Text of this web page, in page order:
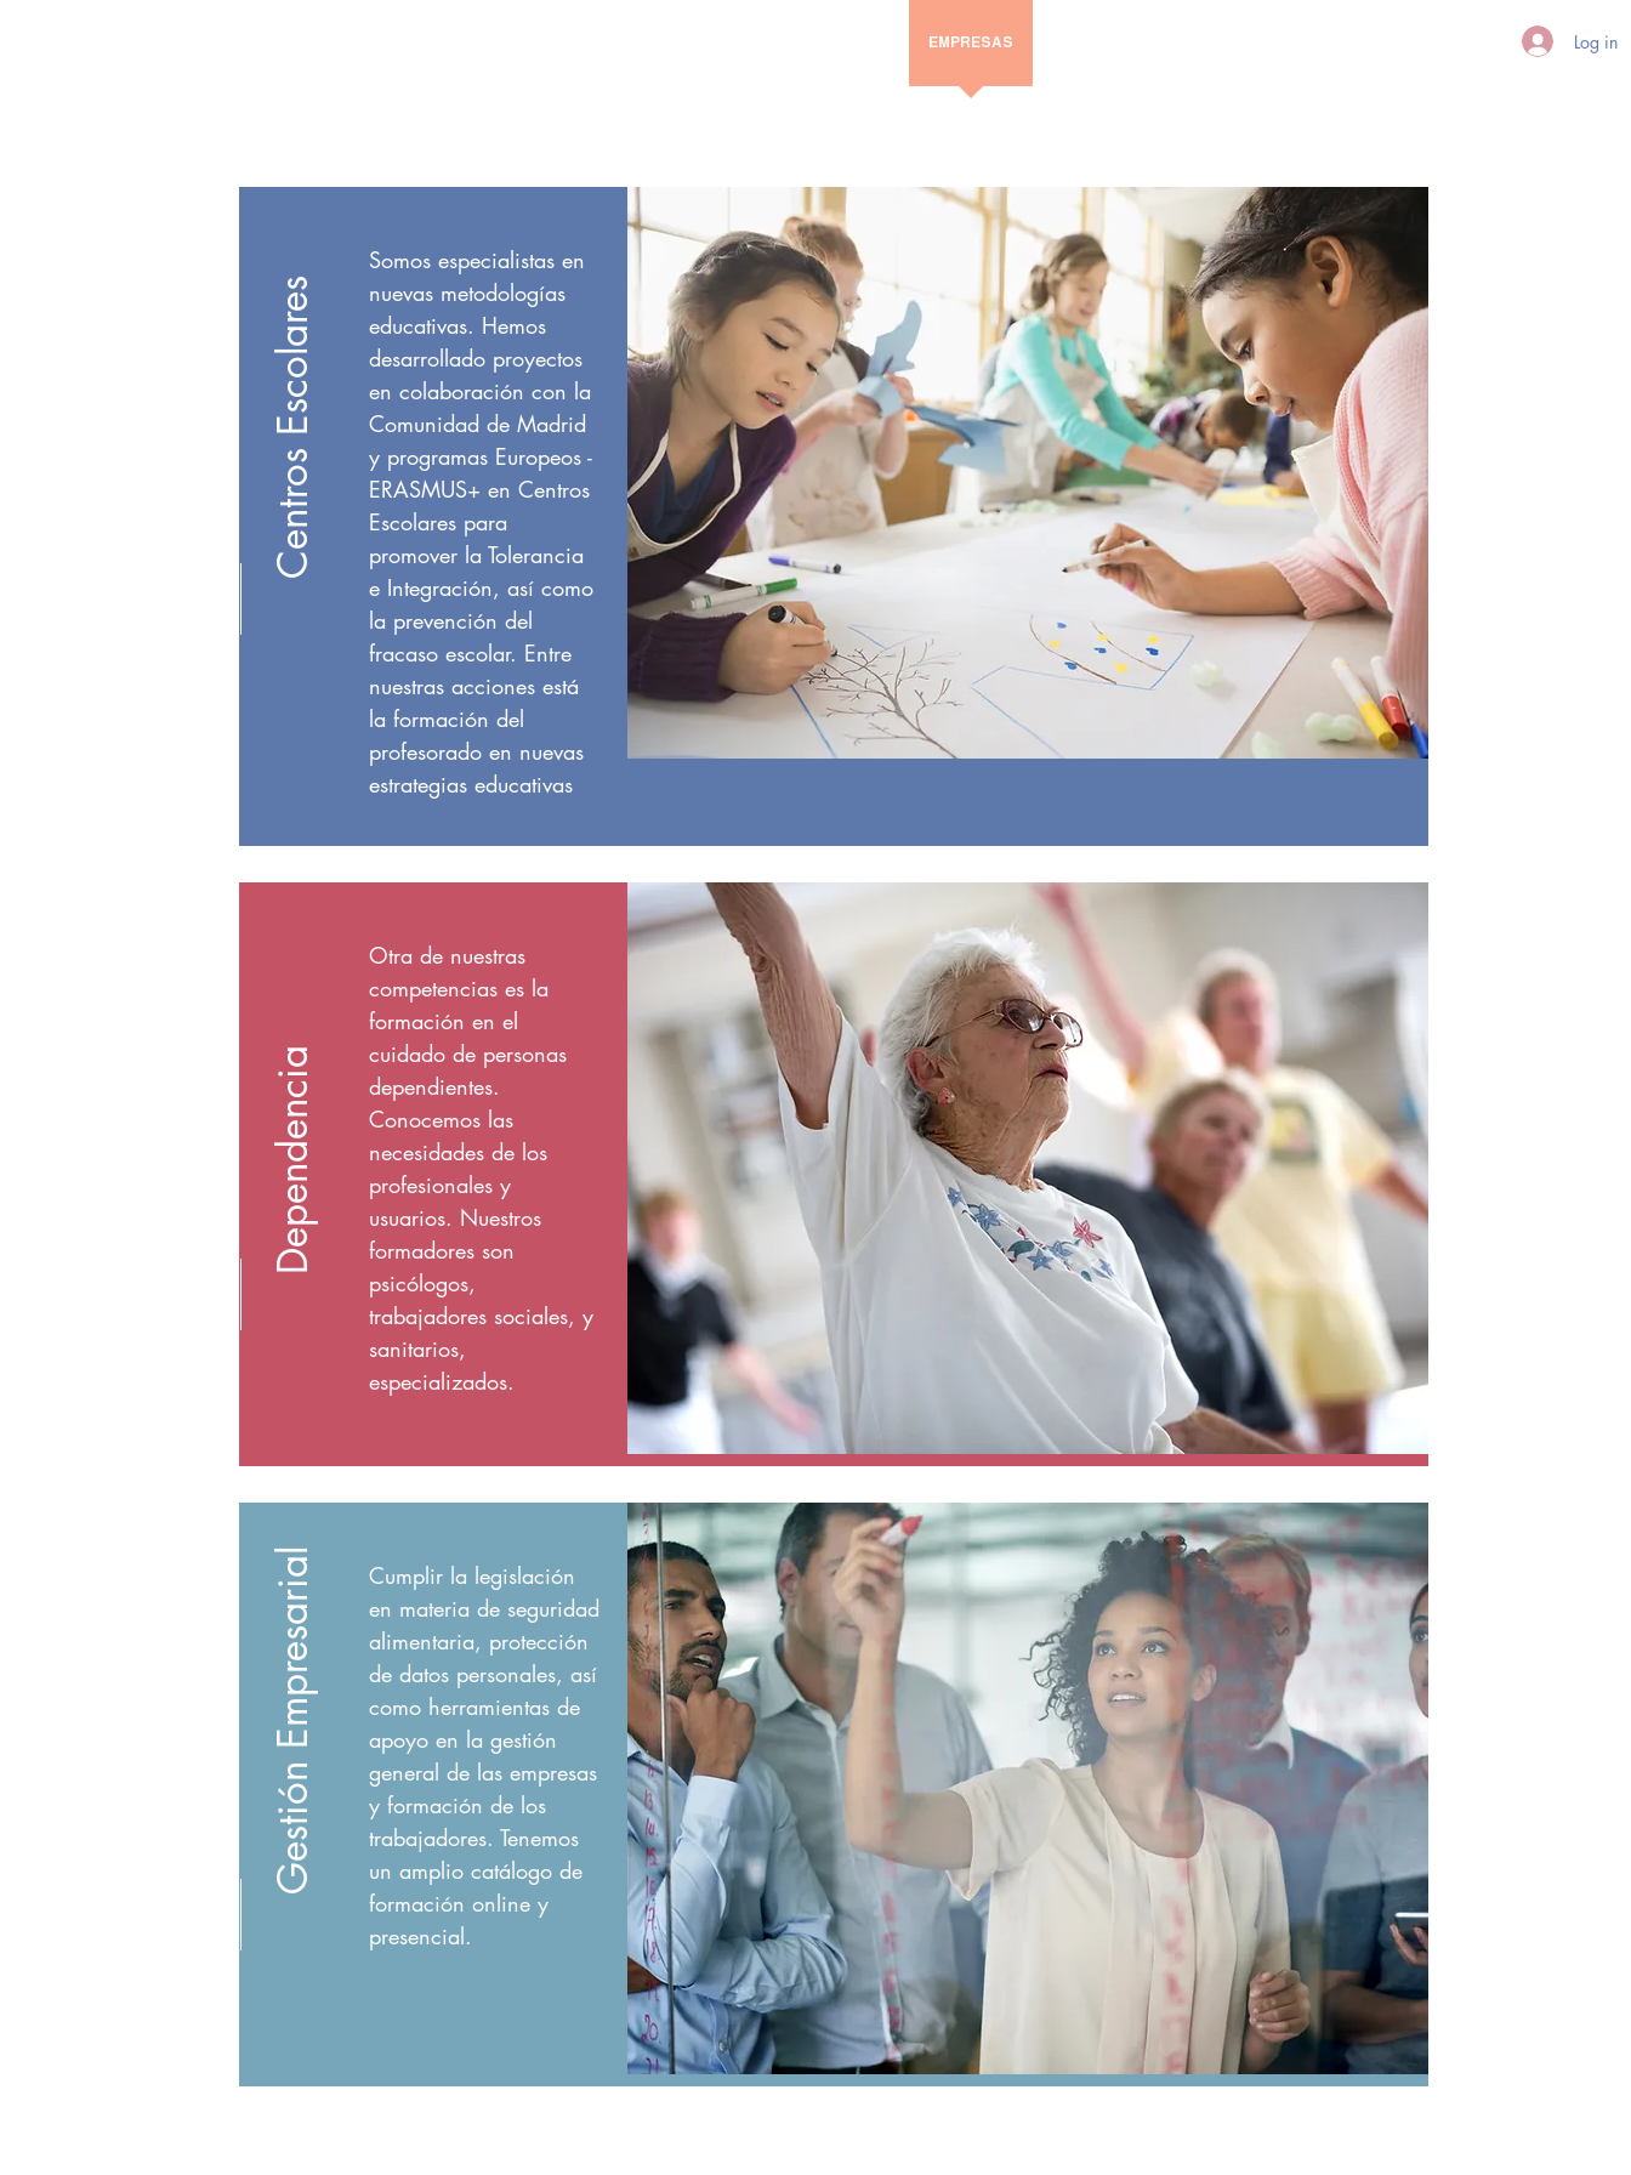
EMPRESAS Log in
Centros Escolares
Somos especialistas en
nuevas metodologías
educativas. Hemos
desarrollado proyectos
en colaboración con la
Comunidad de Madrid
y programas Europeos -
ERASMUS+ en Centros
Escolares para
promover la Tolerancia
e Integración, así como
la prevención del
fracaso escolar. Entre
nuestras acciones está
la formación del
profesorado en nuevas
estrategias educativas
Dependencia
Otra de nuestras
competencias es la
formación en el
cuidado de personas
dependientes.
Conocemos las
necesidades de los
profesionales y
usuarios. Nuestros
formadores son
psicólogos,
trabajadores sociales, y
sanitarios,
especializados.
Gestión Empresarial
Cumplir la legislación
en materia de seguridad
alimentaria, protección
de datos personales, así
como herramientas de
apoyo en la gestión
general de las empresas
y formación de los
trabajadores. Tenemos
un amplio catálogo de
formación online y
presencial.